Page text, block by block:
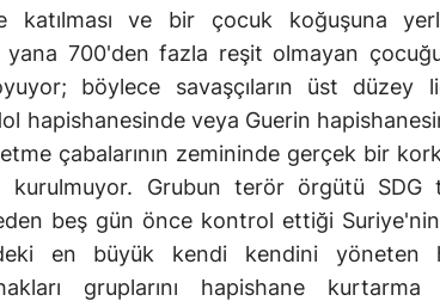
katılması ve bir çocuk koğuşuna
yana 700'den fazla reşit olmayan
böylece savaşçıların üst düzey
hapishanesinde veya Guerin
çabalarının zemininde gerçek bir
kurulmuyor. Grubun terör örgütü SDG
beş gün önce kontrol ettiği
en büyük kendi kendini yöneten
gruplarını hapishane kurtarma